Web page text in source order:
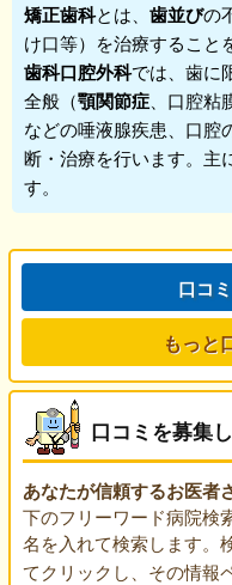
矯正歯科とは、 歯並びの
け口等）を治療すること
歯科口腔外科では、歯に
全般（顎関節症 、口腔
などの唾液腺疾患、口腔
断・治療を行います。主
す。
口コ
もっと
口コミを募集
あなたが信頼するお医者
下のフリーワード病院検
名を入れて検索します。
てクリックし、その情報